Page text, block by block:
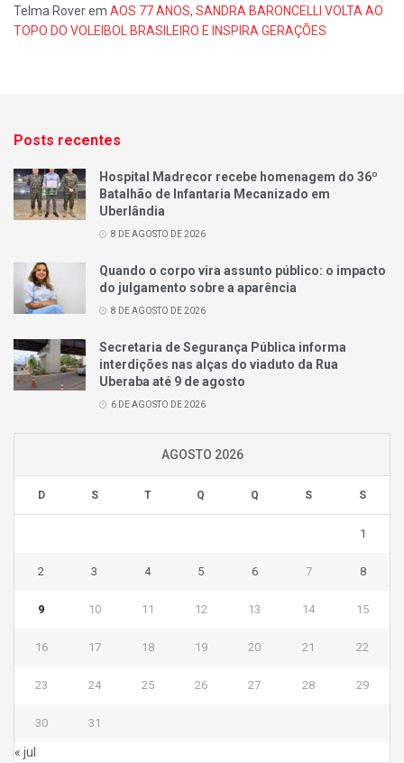
Telma Roverem AOS 77 ANOS, SANDRA BARONCELLI VOLTA AO
TOPO DO VOLEIBOL BRASILEIRO E INSPIRA GERAÇÕES
Posts recentes
Hospital Madrecor recebe homenagem do 36º
Batalhão de Infantaria Mecanizado em
Uberlândia
8 DE AGOSTO DE 2026
Quando o corpo vira assunto público: o impacto
do julgamento sobre a aparência
8 DE AGOSTO DE 2026
Secretaria de Segurança Pública informa
interdições nas alças do viaduto da Rua
Uberaba até 9 de agosto
6 DE AGOSTO DE 2026
AGOSTO 2026
D S T Q Q S S
1
2 3 4 5 6 7 8
9 10 11 12 13 14 15
16 17 18 19 20 21 22
23 24 25 26 27 28 29
30 31
« jul